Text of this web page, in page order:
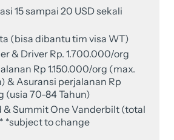
15 sampai 20 USD sekali
(bisa dibantu tim visa WT)
& Driver Rp. 1.700.000/org
Rp 1.150.000/org (max.
& Asuransi perjalanan Rp
(usia 70-84 Tahun)
& Summit One Vanderbilt (total
*subject to change